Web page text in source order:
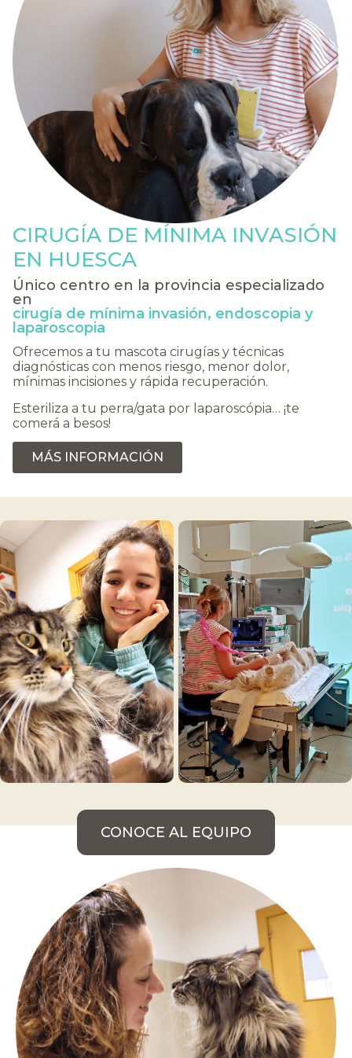
CIRUGÍA DE MÍNIMA INVASIÓN
EN HUESCA
Único centro en la provincia especializado
en
cirugía de mínima invasión, endoscopia y
laparoscopia
Ofrecemos a tu mascota cirugías y técnicas
diagnósticas con menos riesgo, menor dolor,
mínimas incisiones y rápida recuperación.
Esteriliza a tu perra/gata por laparoscópia… ¡te
comerá a besos!
MÁS INFORMACIÓN
CONOCE AL EQUIPO